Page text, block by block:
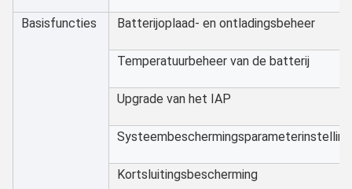
Basisfuncties Batterijoplaad- en ontladingsbeheer
Temperatuurbeheer van de batterij
Upgrade van het IAP
Systeembeschermingsparameterinstelling
Kortsluitingsbescherming